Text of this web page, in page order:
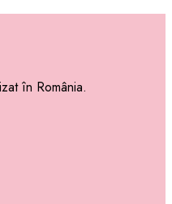
în România.